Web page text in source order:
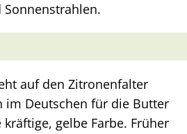
auf den Zitronenfalter
im Deutschen für die Butter
gelbe Farbe. Früher